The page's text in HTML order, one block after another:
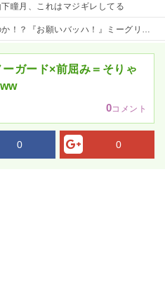
瞳月、これはマジギレしてる
お願いバッハ！』ミーグリ日程がこちら
ーガード×前屈み＝そりゃ
0コメント
0 0